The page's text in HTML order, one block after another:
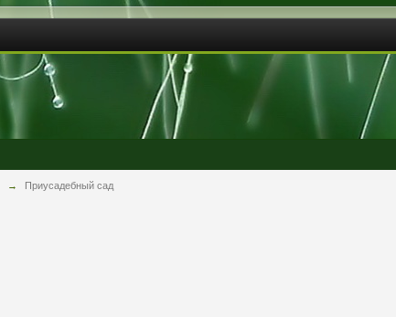
→ Приусадебный сад